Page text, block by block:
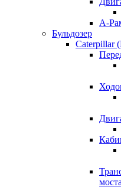
А-
Бульдозер
Caterpillar